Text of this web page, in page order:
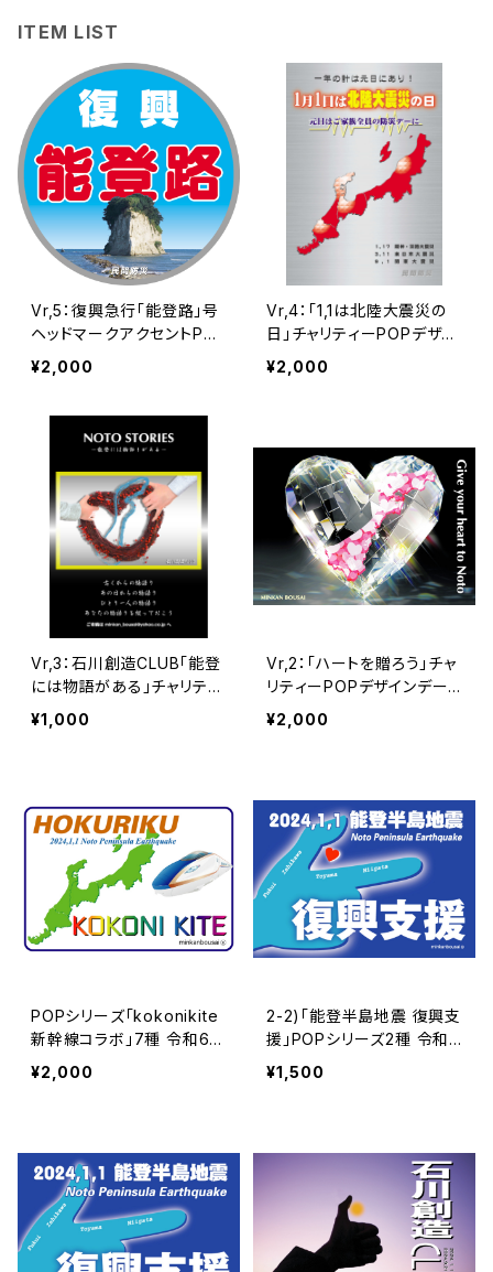
ITEM LIST
Vr,5：復興急行「能登路」号
ヘッドマークアクセントPO
Pデザインデーター | 民間
防災
¥2,000
Vr,4：「1,1は北陸大震災の
日」チャリティーPOPデザイ
ンデーター | 民間防災
¥2,000
Vr,3：石川創造CLUB「能登
には物語がある」チャリティ
ーPOPデザインデーター |
民間防災
¥1,000
Vr,2：「ハートを贈ろう」チャ
リティーPOPデザインデー
ター | 民間防災
¥2,000
POPシリーズ「kokonikite
新幹線コラボ」7種 令和6年
能登半島地震チャリティー
支援データー | 民間防災
¥2,000
2-2)「能登半島地震 復興支
援」POPシリーズ2種 令和6
年能登半島地震チャリティ
ー支援データー | 民間防災
¥1,500